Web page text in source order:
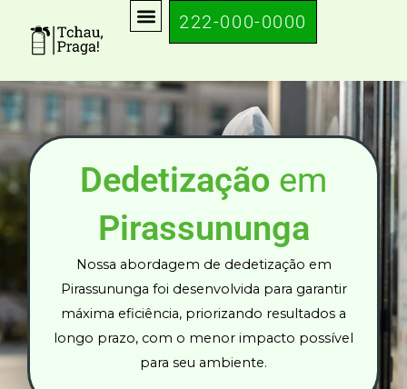
conteúdo
222-000-0000
Dedetização em
Pirassununga
Nossa abordagem de dedetização em
Pirassununga foi desenvolvida para garantir
máxima eficiência, priorizando resultados a
longo prazo, com o menor impacto possível
para seu ambiente.